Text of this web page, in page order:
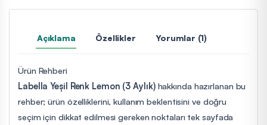
Açıklama Özellikler Yorumlar (1)
Ürün Rehberi
Labella Yeşil Renk Lemon (3 Aylık)hakkında hazırlanan bu
rehber; ürün özelliklerini, kullanım beklentisini ve doğru
seçim için dikkat edilmesi gereken noktaları tek sayfada